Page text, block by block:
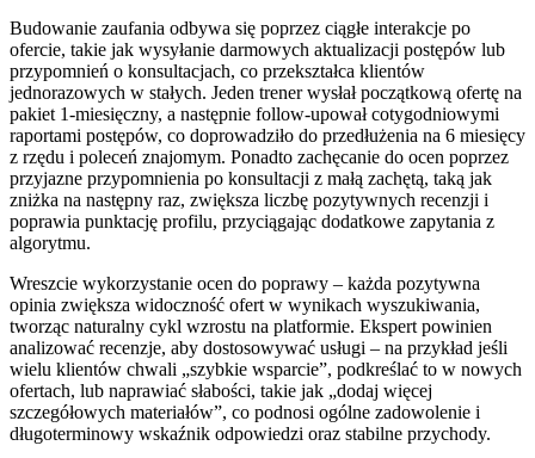
Budowanie zaufania odbywa się poprzez ciągłe interakcje po
ofercie, takie jak wysyłanie darmowych aktualizacji postępów lub
przypomnień o konsultacjach, co przekształca klientów
jednorazowych w stałych. Jeden trener wysłał początkową ofertę na
pakiet 1-miesięczny, a następnie follow-upował cotygodniowymi
raportami postępów, co doprowadziło do przedłużenia na 6 miesięcy
z rzędu i poleceń znajomym. Ponadto zachęcanie do ocen poprzez
przyjazne przypomnienia po konsultacji z małą zachętą, taką jak
zniżka na następny raz, zwiększa liczbę pozytywnych recenzji i
poprawia punktację profilu, przyciągając dodatkowe zapytania z
algorytmu.
Wreszcie wykorzystanie ocen do poprawy – każda pozytywna
opinia zwiększa widoczność ofert w wynikach wyszukiwania,
tworząc naturalny cykl wzrostu na platformie. Ekspert powinien
analizować recenzje, aby dostosowywać usługi – na przykład jeśli
wielu klientów chwali „szybkie wsparcie”, podkreślać to w nowych
ofertach, lub naprawiać słabości, takie jak „dodaj więcej
szczegółowych materiałów”, co podnosi ogólne zadowolenie i
długoterminowy wskaźnik odpowiedzi oraz stabilne przychody.